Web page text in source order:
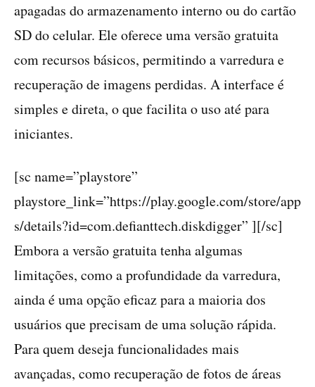
apagadas do armazenamento interno ou do cartão
SD do celular. Ele oferece uma versão gratuita
com recursos básicos, permitindo a varredura e
recuperação de imagens perdidas. A interface é
simples e direta, o que facilita o uso até para
iniciantes.
[sc name=”playstore”
playstore_link=”https://play.google.com/store/app
s/details?id=com.defianttech.diskdigger” ][/sc]
Embora a versão gratuita tenha algumas
limitações, como a profundidade da varredura,
ainda é uma opção eficaz para a maioria dos
usuários que precisam de uma solução rápida.
Para quem deseja funcionalidades mais
avançadas, como recuperação de fotos de áreas